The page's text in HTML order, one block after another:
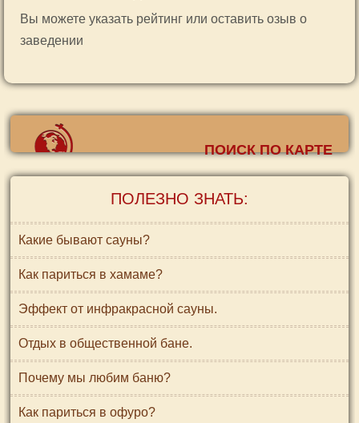
Вы можете указать рейтинг или оставить озыв о
заведении
ПОИСК ПО КАРТЕ
ПОЛЕЗНО ЗНАТЬ:
Какие бывают сауны?
Как париться в хамаме?
Эффект от инфракрасной сауны.
Отдых в общественной бане.
Почему мы любим баню?
Как париться в офуро?